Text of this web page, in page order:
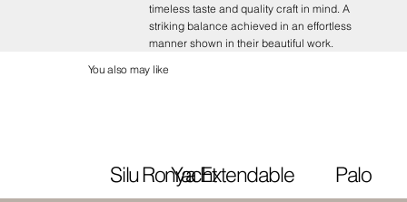
timeless taste and quality craft in mind. A
striking balance achieved in an effortless
manner shown in their beautiful work.
Silu Yacht
Ronya Extendable Palo
You also may like